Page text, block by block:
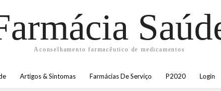
Aconselhamento farmacêutico de medicamentos
Artigos & Sintomas Farmácias De Serviço P2020 Login